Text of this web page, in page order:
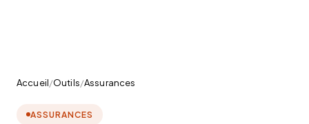
Accueil/Outils/Assurances
ASSURANCES